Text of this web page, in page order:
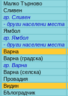
Малко Търново
Сливен
гр. Сливен
- други населени места
Ямбол
гр. Ямбол
- други населени места
Варна
Варна (градска)
гр. Варна
Варна (селска)
Провадия
Видин
Бѣлоградчик